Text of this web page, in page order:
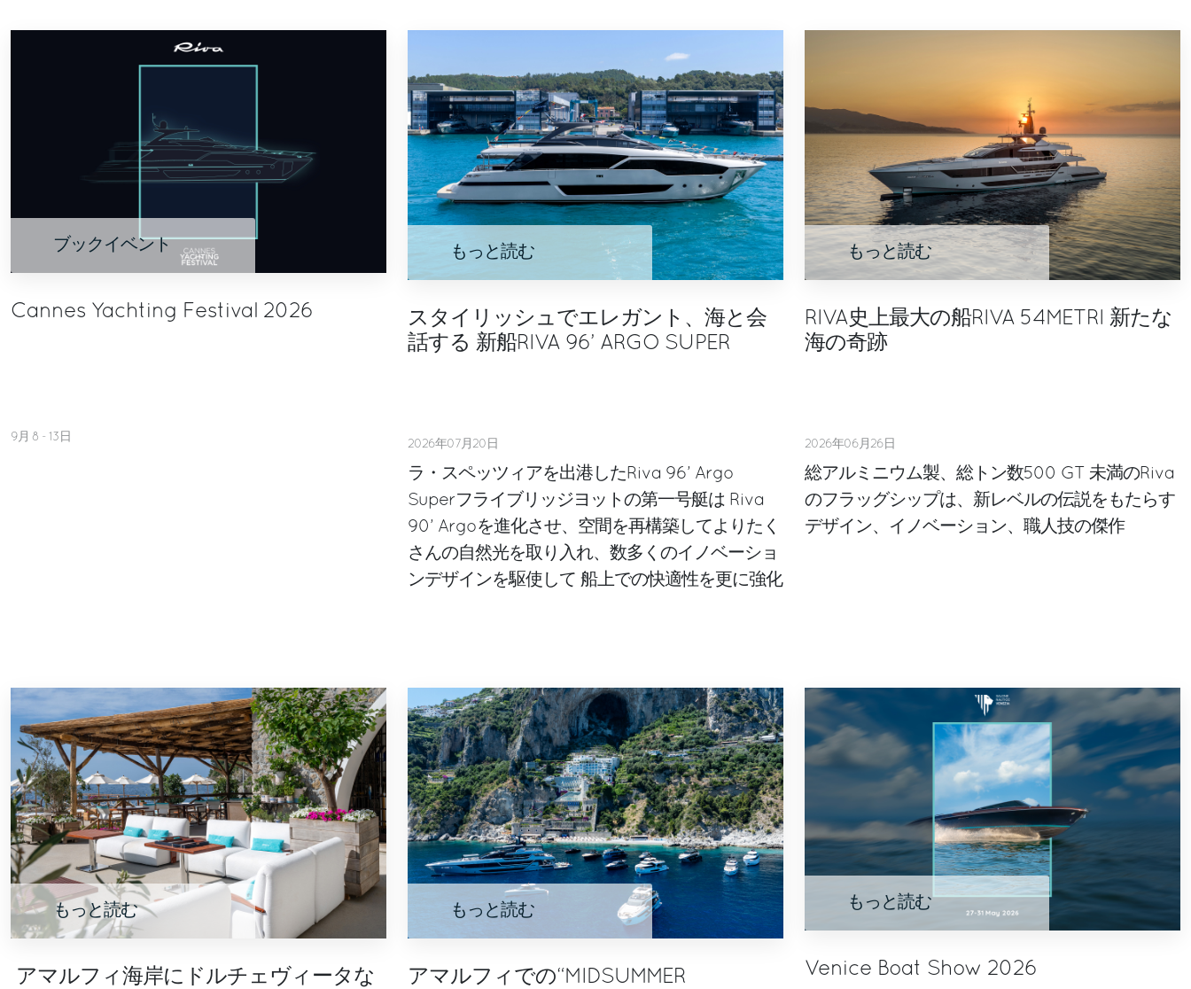
ブックイベント
Cannes Yachting Festival 2026
9月 8 - 13日
もっと読む
スタイリッシュでエレガント、海と会
話する 新船RIVA 96’ ARGO SUPER
2026年07月20日
ラ・スペッツィアを出港したRiva 96’ Argo
Superフライブリッジヨットの第一号艇は Riva
90’ Argoを進化させ、空間を再構築してよりたく
さんの自然光を取り入れ、数多くのイノベーショ
ンデザインを駆使して 船上での快適性を更に強化
もっと読む
RIVA史上最大の船RIVA 54METRI 新たな
海の奇跡
2026年06月26日
総アルミニウム製、総トン数500 GT 未満のRiva
のフラッグシップは、新レベルの伝説をもたらす
デザイン、イノベーション、職人技の傑作
もっと読む
アマルフィ海岸にドルチェヴィータな
もっと読む
アマルフィでの“MIDSUMMER
もっと読む
Venice Boat Show 2026